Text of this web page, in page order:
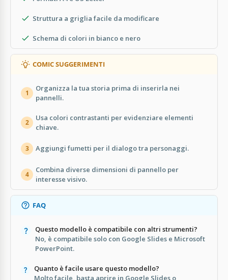
Struttura a griglia facile da modificare
Schema di colori in bianco e nero
COMIC SUGGERIMENTI
1
Organizza la tua storia prima di inserirla nei
pannelli.
2
Usa colori contrastanti per evidenziare elementi
chiave.
3 Aggiungi fumetti per il dialogo tra personaggi.
4
Combina diverse dimensioni di pannello per
interesse visivo.
FAQ
Questo modello è compatibile con altri strumenti?
No, è compatibile solo con Google Slides e Microsoft
PowerPoint.
Quanto è facile usare questo modello?
Molto facile, basta aprire in Google Slides o